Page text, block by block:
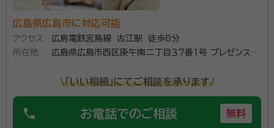
広島県広島市に対応可能
アクセス
広島電鉄宮島線 古江駅 徒歩8分
所在地
広島県広島市西区庚午南二丁目３７番１号 プレゼンスビ
\「いい相続」にてご相談を承ります/
phone お電話でのご相談 無料